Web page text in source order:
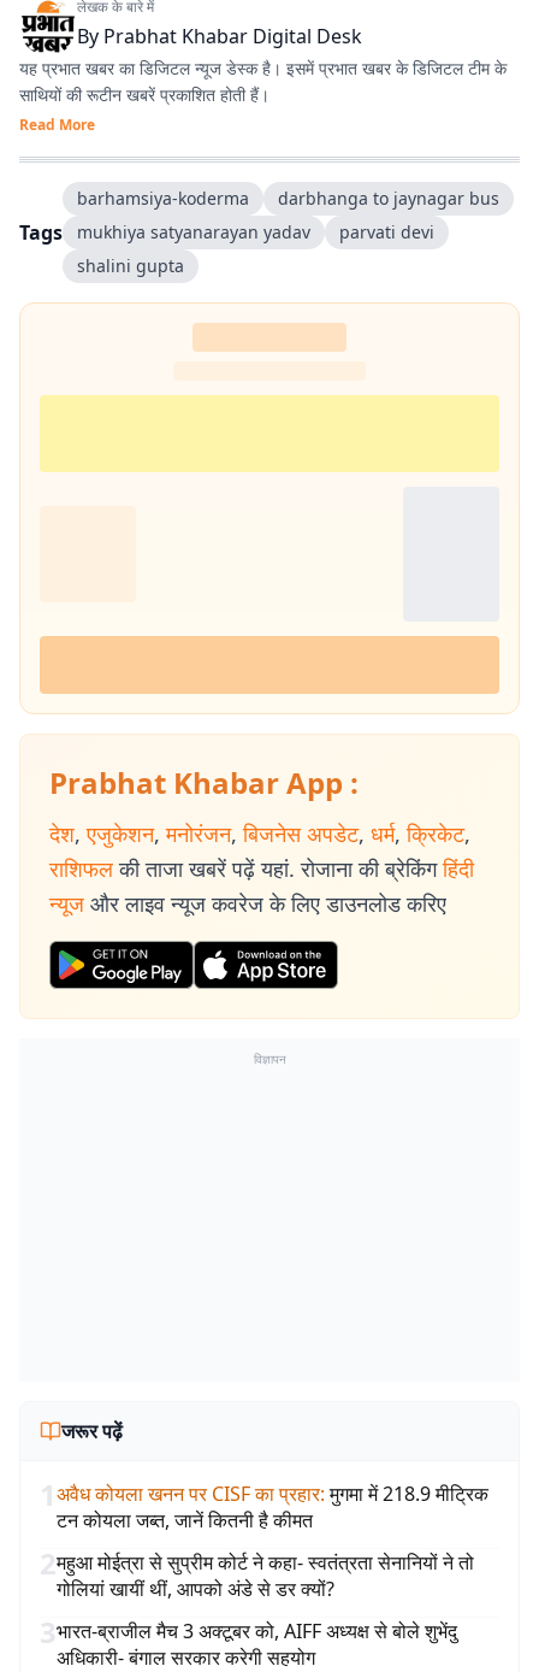
लेखक के बारे में
By Prabhat Khabar Digital Desk
यह प्रभात खबर का डिजिटल न्यूज डेस्क है। इसमें प्रभात खबर के डिजिटल टीम के
साथियों की रूटीन खबरें प्रकाशित होती हैं।
Read More
Tags
barhamsiya-koderma
darbhanga to jaynagar bus
mukhiya satyanarayan yadav
parvati devi
shalini gupta
Prabhat Khabar App :
देश, एजुकेशन, मनोरंजन, बिजनेस अपडेट, धर्म, क्रिकेट,
राशिफल की ताजा खबरें पढ़ें यहां. रोजाना की ब्रेकिंग हिंदी
न्यूज और लाइव न्यूज कवरेज के लिए डाउनलोड करिए
विज्ञापन
जरूर पढ़ें
1अवैध कोयला खनन पर CISF का प्रहार: मुगमा में 218.9 मीट्रिक
टन कोयला जब्त, जानें कितनी है कीमत
2महुआ मोईत्रा से सुप्रीम कोर्ट ने कहा- स्वतंत्रता सेनानियों ने तो
गोलियां खायीं थीं, आपको अंडे से डर क्यों?
3भारत-ब्राजील मैच 3 अक्टूबर को, AIFF अध्यक्ष से बोले शुभेंदु
अधिकारी- बंगाल सरकार करेगी सहयोग